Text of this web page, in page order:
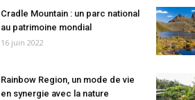
Cradle Mountain : un parc national
au patrimoine mondial
16 juin 2022
Rainbow Region, un mode de vie
en synergie avec la nature